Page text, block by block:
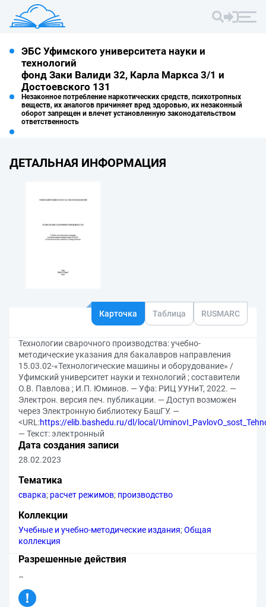
ЭБС Уфимского университета науки и
технологий
фонд Заки Валиди 32, Карла Маркса 3/1 и
Достоевского 131
Незаконное потребление наркотических средств, психотропных
веществ, их аналогов причиняет вред здоровью, их незаконный
оборот запрещен и влечет установленную законодательством
ответственность
ДЕТАЛЬНАЯ ИНФОРМАЦИЯ
Карточка Таблица RUSMARC
Технологии сварочного производства: учебно-
методические указания для бакалавров направления
15.03.02-«Технологические машины и оборудование» /
Уфимский университет науки и технологий ; составители
О.В. Павлова ; И.П. Юминов. — Уфа: РИЦ УУНиТ, 2022. —
Электрон. версия печ. публикации. — Доступ возможен
через Электронную библиотеку БашГУ. —
<URL:https://elib.bashedu.ru/dl/local/
— Текст: электронный
Дата создания записи
28.02.2023
Тематика
сварка; расчет режимов; производство
Коллекции
Учебные и учебно-методические издания;Общая
коллекция
Разрешенные действия
–